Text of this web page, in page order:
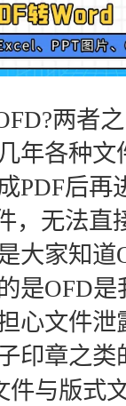
两者
年各种
PDF后
，无法
大家知道
是OFD
心文件
印章之类
件与版式